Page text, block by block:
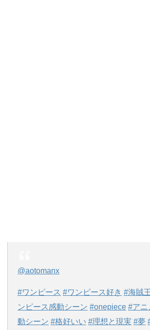
@aotomanx
#ワンピース #ワンピース好き #海賊
ンピース感動シーン #onepiece #アニ
動シーン #格好いい #理想と現実 #夢